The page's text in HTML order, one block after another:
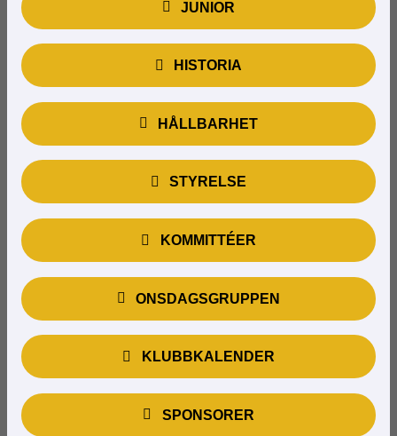
JUNIOR
HISTORIA
HÅLLBARHET
STYRELSE
KOMMITTÉER
ONSDAGSGRUPPEN
KLUBBKALENDER
SPONSORER